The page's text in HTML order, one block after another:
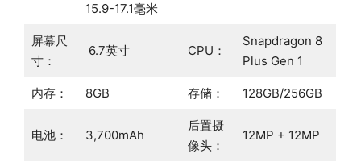
15.9-17.1毫米
屏幕尺
寸：
6.7英寸 CPU：
Snapdragon 8
Plus Gen 1
内存： 8GB 存储： 128GB/256GB
电池： 3,700mAh
后置摄
像头：
12MP + 12MP